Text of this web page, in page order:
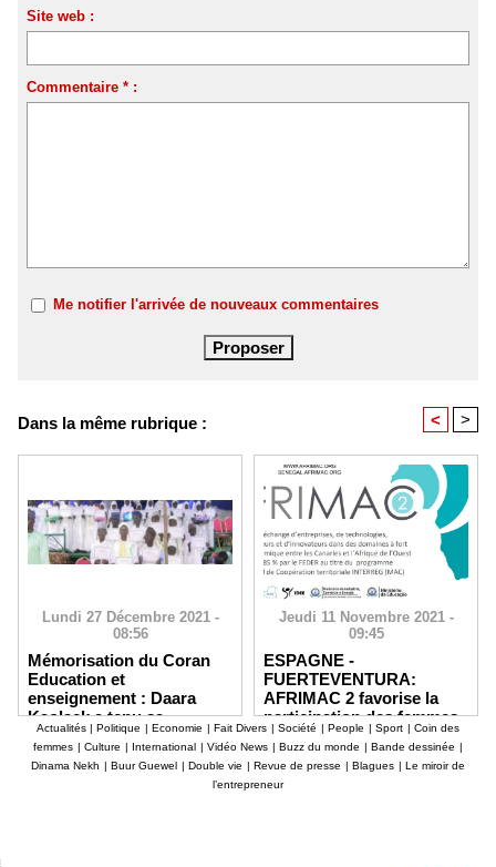
Site web :
Commentaire * :
Me notifier l'arrivée de nouveaux commentaires
Dans la même rubrique : < >
Lundi 27 Décembre 2021 -
08:56
Mémorisation du Coran
Education et
enseignement : Daara
Kaolack a tenu sa
cérémonie de distinction
des élèves
Jeudi 11 Novembre 2021 -
09:45
ESPAGNE -
FUERTEVENTURA:
AFRIMAC 2 favorise la
participation des femmes
sénégalaises aux
initiatives d'entreprenariat
Actualités | Politique | Economie | Fait Divers | Société | People | Sport | Coin des
femmes | Culture | International | Vidéo News | Buzz du monde | Bande dessinée |
Dinama Nekh | Buur Guewel | Double vie | Revue de presse | Blagues | Le miroir de
l’entrepreneur